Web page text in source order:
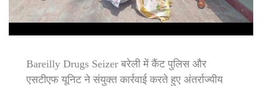
Bareilly Drugs Seizer बरेली में कैंट पुलिस और
एसटीएफ यूनिट ने संयुक्त कार्रवाई करते हुए अंतर्राज्यीय